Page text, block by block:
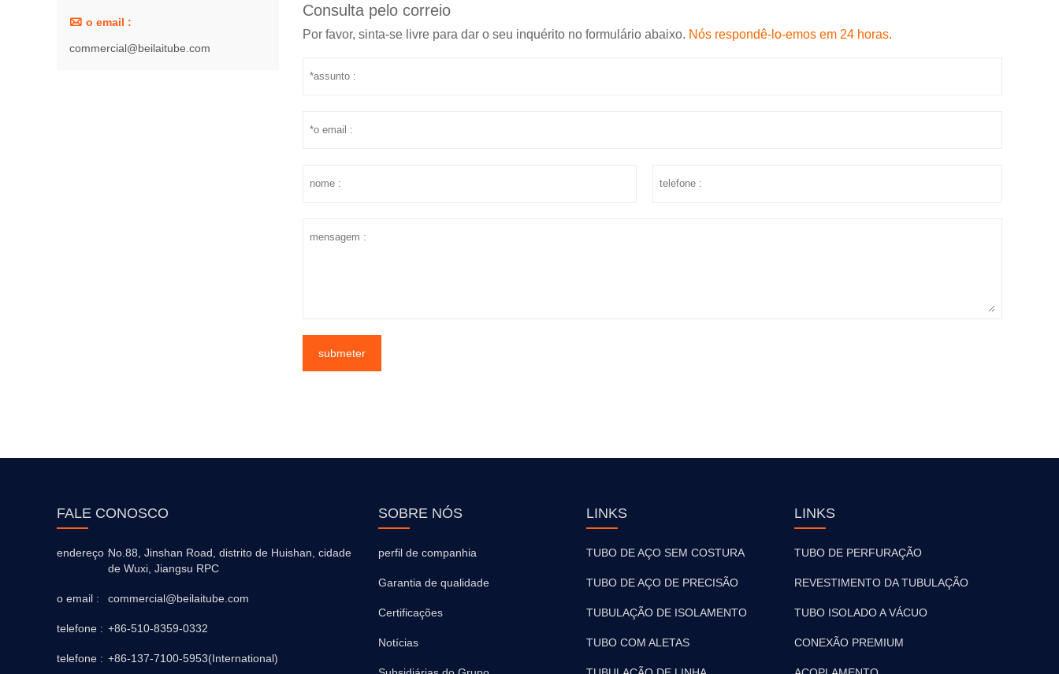
Consulta pelo correio
Por favor, sinta-se livre para dar o seu inquérito no formulário abaixo. Nós respondê-lo-emos em 24 horas.
submeter
 o email :
commercial@beilaitube.com
FALE CONOSCO
endereço :No.88, Jinshan Road, distrito de Huishan, cidade
de Wuxi, Jiangsu RPC
o email : commercial@beilaitube.com
telefone : +86-510-8359-0332
telefone : +86-137-7100-5953(International)
SOBRE NÓS
perfil de companhia
Garantia de qualidade
Certificações
Notícias
LINKS
TUBO DE AÇO SEM COSTURA
TUBO DE AÇO DE PRECISÃO
TUBULAÇÃO DE ISOLAMENTO
TUBO COM ALETAS
LINKS
TUBO DE PERFURAÇÃO
REVESTIMENTO DA TUBULAÇÃO
TUBO ISOLADO A VÁCUO
CONEXÃO PREMIUM